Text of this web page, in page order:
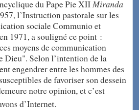
du Pape Pie XIIMiranda
l’Instruction pastorale sur les
sociale Communio et
1971, a souligné ce point :
moyens de communication
Dieu". Selon l’intention de la
engendrer entre les hommes des
de favoriser son dessein
notre opinion, et c’est
d’Internet.